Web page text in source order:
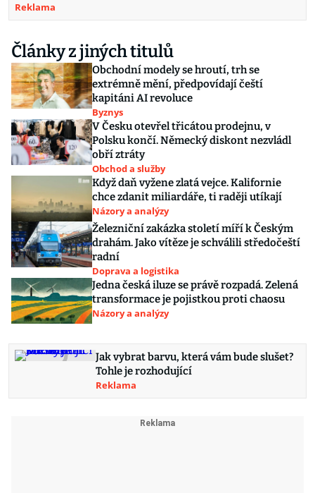
Reklama
Články z jiných titulů
Obchodní modely se hroutí, trh se
extrémně mění, předpovídají čeští
kapitáni AI revoluce
Byznys
V Česku otevřel třicátou prodejnu, v
Polsku končí. Německý diskont nezvládl
obří ztráty
Obchod a služby
Když daň vyžene zlatá vejce. Kalifornie
chce zdanit miliardáře, ti raději utíkají
Názory a analýzy
Železniční zakázka století míří k Českým
drahám. Jako vítěze je schválili středočeští
radní
Doprava a logistika
Jedna česká iluze se právě rozpadá. Zelená
transformace je pojistkou proti chaosu
Názory a analýzy
Jak vybrat barvu, která vám bude slušet?
Tohle je rozhodující
Reklama